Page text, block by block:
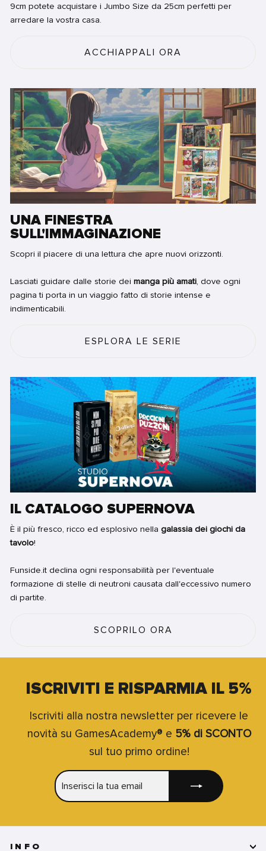
9cm potete acquistare i Jumbo Size da 25cm perfetti per
arredare la vostra casa.
ACCHIAPPALI ORA
UNA FINESTRA
SULL'IMMAGINAZIONE
Scopri il piacere di una lettura che apre nuovi orizzonti.
Lasciati guidare dalle storie dei manga più amati , dove ogni
pagina ti porta in un viaggio fatto di storie intense e
indimenticabili.
ESPLORA LE SERIE
IL CATALOGO SUPERNOVA
È il più fresco, ricco ed esplosivo nella galassia dei giochi da
tavolo!
Funside.it declina ogni responsabilità per l'eventuale
formazione di stelle di neutroni causata dall'eccessivo numero
di partite.
SCOPRILO ORA
ISCRIVITI E RISPARMIA IL 5%
Iscriviti alla nostra newsletter per ricevere le
novità su GamesAcademy® e 5% di SCONTO
sul tuo primo ordine!
LA
INFO